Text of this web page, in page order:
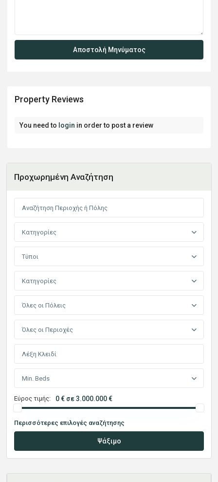
Property Reviews
You need to login in order to post a review
Προχωρημένη Αναζήτηση
Κατηγορίες
Τύποι
Κατηγορίες
Όλες οι Πόλεις
Όλες οι Περιοχές
Min. Beds
Εύρος τιμής: 0 € σε 3.000.000 €
Περισσότερες επιλογές αναζήτησης
Ψάξιμο